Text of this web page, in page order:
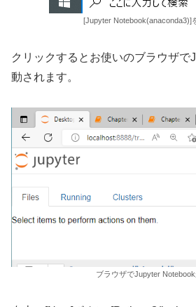
[Jupyter Notebook(anaconda3)]
クリックするとお使いのブラウザで
動されます。
ブラウザでJupyter